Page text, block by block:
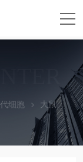
细胞 大鼠神经小胶质细胞